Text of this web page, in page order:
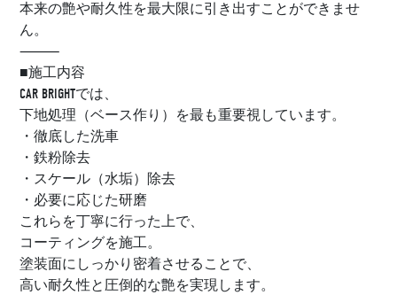
本来の艶や耐久性を最大限に引き出すことができませ
ん。
⸻
■施工内容
CAR BRIGHTでは、
下地処理（ベース作り）を最も重要視しています。
・徹底した洗車
・鉄粉除去
・スケール（水垢）除去
・必要に応じた研磨
これらを丁寧に行った上で、
コーティングを施工。
塗装面にしっかり密着させることで、
高い耐久性と圧倒的な艶を実現します。